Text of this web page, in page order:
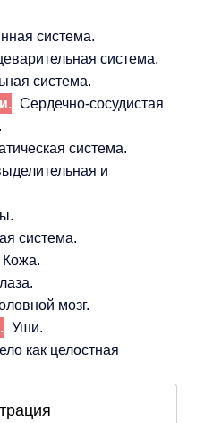
система.
система.
система.
Сердечно-сосудистая
система.
и
система.
Кожа.
мозг.
Уши.
как целостная